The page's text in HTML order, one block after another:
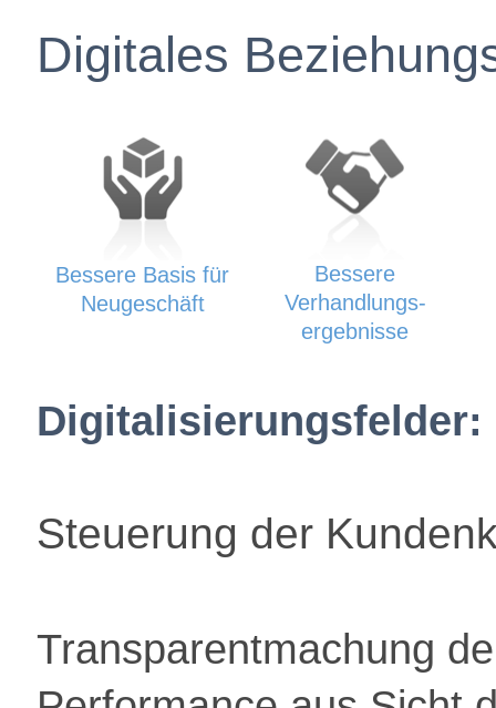
Digitales
Bessere Basis für
Neugeschäft
Bessere
Verhandlungs-
ergebnisse
Digitalisierungsfelder:
Steuerung der
Transparentmachung